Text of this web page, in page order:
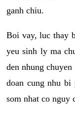
ganh chiu.
Boi vay, luc thay
yeu sinh ly ma
den nhung
doan cung nhu bi
som nhat co nguy